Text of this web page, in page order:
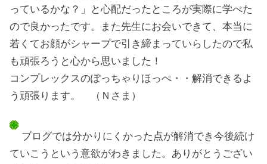
っているかな？」と心配だったところが実際に学べた
ので良かったです。また先生にお会いできて、本当に
若くてお顔がシャープで引き締まっていらしたので私
も頑張ろうと心から思いました！
コンプレックスのぽっちゃりほっぺ・・解消できるよ
う頑張ります。 （Ｎさま）
ブログでは分かりにくかった点が解消でき今後続け
ていこうという意欲がわきました。ありがとうござい